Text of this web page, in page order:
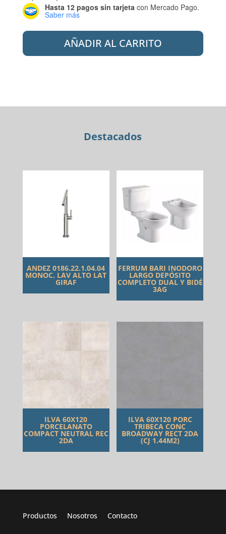
Hasta 12 pagos sin tarjetacon Mercado Pago.
Saber más
PEIRANO
180
AÑADIR AL CARRITO
Destacados
ANDEZ 0186.22.1.04.04
MONOC. LAV ALTO LAT
GIRAF
FERRUM BARI INODORO
LARGO DEPÓSITO
COMPLETO DUAL Y BIDÉ
3AG
ILVA 60X120
PORCELANATO
COMPACT NEUTRAL REC
2DA
ILVA 60X120 PORC
TRIBECA CONC
BROADWAY RECT 2DA
(CJ 1.44M2)
Productos Nosotros Contacto